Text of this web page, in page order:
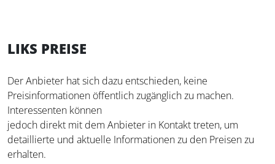
LIKS PREISE
Der Anbieter hat sich dazu entschieden, keine
Preisinformationen öffentlich zugänglich zu machen.
Interessenten können
jedoch direkt mit dem Anbieter in Kontakt treten, um
detaillierte und aktuelle Informationen zu den Preisen zu
erhalten.